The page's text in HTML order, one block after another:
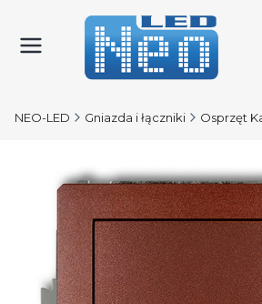
NEO-LED Gniazda i łączniki Osprzęt